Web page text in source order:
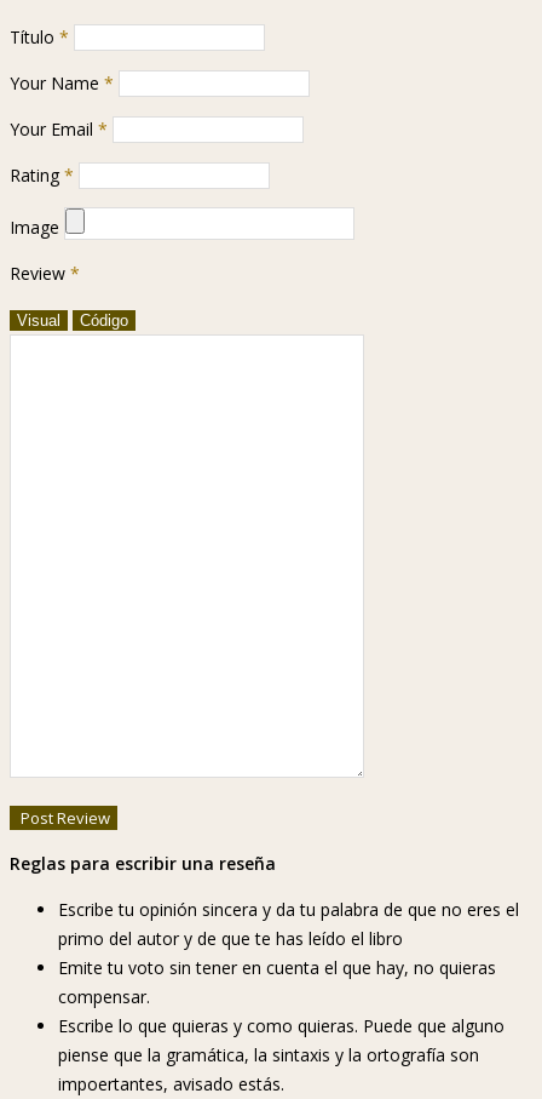
Título *
Your Name *
Your Email *
Rating *
Image
Review *
Visual Código
Reglas para escribir una reseña
Escribe tu opinión sincera y da tu palabra de que no eres el
primo del autor y de que te has leído el libro
Emite tu voto sin tener en cuenta el que hay, no quieras
compensar.
Escribe lo que quieras y como quieras. Puede que alguno
piense que la gramática, la sintaxis y la ortografía son
impoertantes, avisado estás.